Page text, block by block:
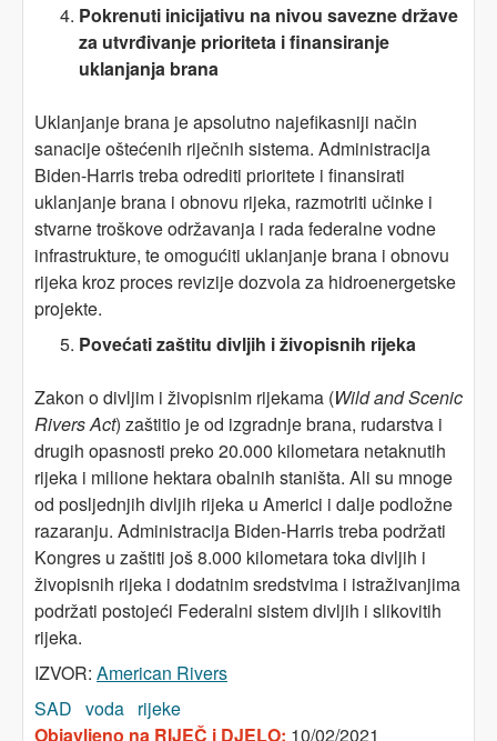
Pokrenuti inicijativu na nivou savezne države
za utvrđivanje prioriteta i finansiranje
uklanjanja brana
Uklanjanje brana je apsolutno najefikasniji način
sanacije oštećenih riječnih sistema. Administracija
Biden-Harris treba odrediti prioritete i finansirati
uklanjanje brana i obnovu rijeka, razmotriti učinke i
stvarne troškove održavanja i rada federalne vodne
infrastrukture, te omogućiti uklanjanje brana i obnovu
rijeka kroz proces revizije dozvola za hidroenergetske
projekte.
Povećati zaštitu divljih i živopisnih rijeka
Zakon o divljim i živopisnim rijekama (Wild and Scenic
Rivers Act) zaštitio je od izgradnje brana, rudarstva i
drugih opasnosti preko 20.000 kilometara netaknutih
rijeka i milione hektara obalnih staništa. Ali su mnoge
od posljednjih divljih rijeka u Americi i dalje podložne
razaranju. Administracija Biden-Harris treba podržati
Kongres u zaštiti još 8.000 kilometara toka divljih i
živopisnih rijeka i dodatnim sredstvima i istraživanjima
podržati postojeći Federalni sistem divljih i slikovitih
rijeka.
IZVOR: American Rivers
SAD voda rijeke
Objavljeno na RIJEČ i DJELO: 10/02/2021